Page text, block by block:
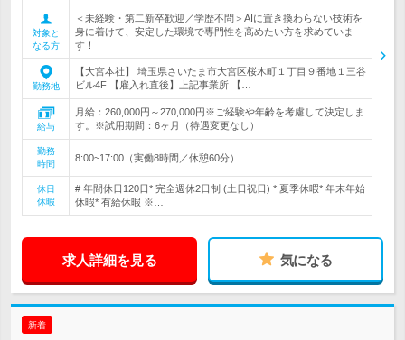
対象と
なる方
＜未経験・第二新卒歓迎／学歴不問＞AIに置き換わらない技術を
身に着けて、安定した環境で専門性を高めたい方を求めていま
す！
勤務地
【大宮本社】 埼玉県さいたま市大宮区桜木町１丁目９番地１三谷
ビル4F 【雇入れ直後】上記事業所 【…
給与
月給：260,000円～270,000円※ご経験や年齢を考慮して決定しま
す。※試用期間：6ヶ月（待遇変更なし）
勤務
時間
8:00~17:00（実働8時間／休憩60分）
休日
休暇
# 年間休日120日* 完全週休2日制 (土日祝日) * 夏季休暇* 年末年始
休暇* 有給休暇 ※…
求人詳細を見る 気になる
新着